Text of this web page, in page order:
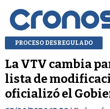
PROCESO DESREGULADO
La VTV cambia
lista de
oficializó el